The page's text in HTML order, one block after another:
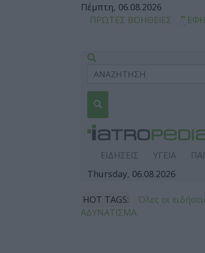
Πέμπτη, 06.08.2026
ΠΡΩΤΕΣ ΒΟΗΘΕΙΕΣ
ΕΙΔΗΣΕΙΣ ΥΓΕΙΑ
Thursday, 06.08.2026
HOT TAGS: Όλες οι
ΑΔΥΝΑΤΙΣΜΑ